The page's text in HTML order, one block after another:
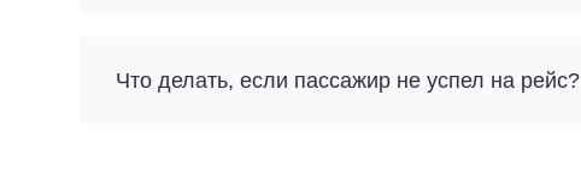
Что делать, если пассажир не успел на рейс?